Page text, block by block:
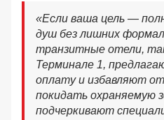
«Если ваша цель —
душ без лишних
транзитные отели,
Терминале 1,
оплату и избавляют
покидать охраняемую
подчеркивают